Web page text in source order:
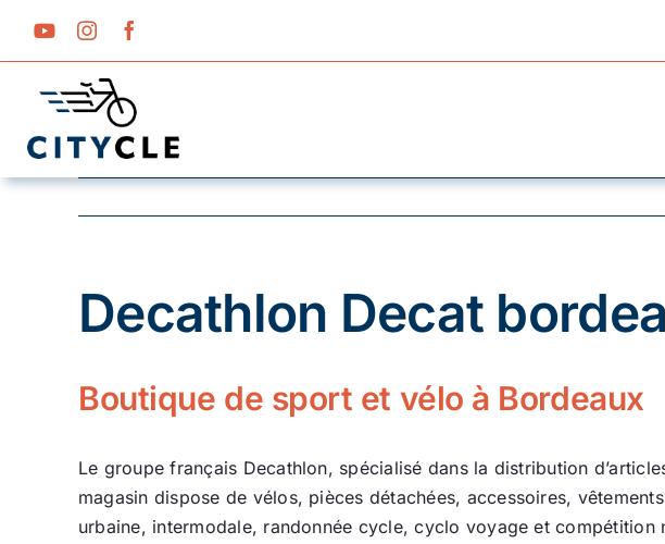
Decathlon Decat
Boutique de sport et vélo à Bordeaux
Le groupe français Decathlon, spécialisé dans la distribution
magasin dispose de vélos, pièces détachées, accessoires,
urbaine, intermodale, randonnée cycle, cyclo voyage et compétition